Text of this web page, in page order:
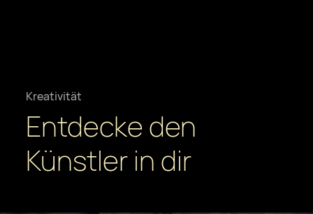
Kreativität
Entdecke den
Künstler in dir